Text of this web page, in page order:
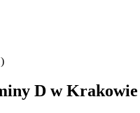
D w Krakowie